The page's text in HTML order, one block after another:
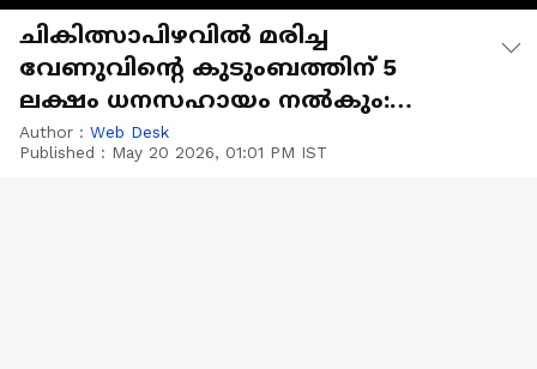
ചികിത്സാപിഴവിൽ മരിച്ച
വേണുവിന്റെ കുടുംബത്തിന് 5
ലക്ഷം ധനസഹായം നൽകും:
മുഖ്യമന്ത്രി വിഡി സതീശൻ
Author : Web Desk
Published : May 20 2026, 01:01 PM IST